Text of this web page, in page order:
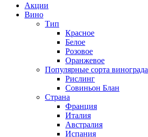
Акции
Вино
Тип
Красное
Белое
Розовое
Оранжевое
Популярные сорта винограда
Рислинг
Совиньон Блан
Страна
Франция
Италия
Австралия
Испания